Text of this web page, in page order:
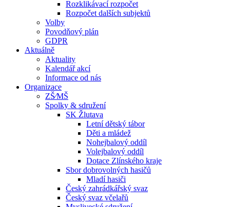
Rozklikávací rozpočet
Rozpočet dalších subjektů
Volby
Povodňový plán
GDPR
Aktuálně
Aktuality
Kalendář akcí
Informace od nás
Organizace
ZŠ⁄MŠ
Spolky & sdružení
SK Žlutava
Letní dětský tábor
Děti a mládež
Nohejbalový oddíl
Volejbalový oddíl
Dotace Zlínského kraje
Sbor dobrovolných hasičů
Mladí hasiči
Český zahrádkářský svaz
Český svaz včelařů